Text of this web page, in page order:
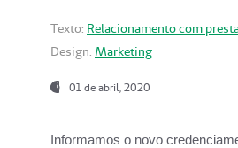
Texto: Relacionamento com
Design: Marketing
01 de abril, 2020
Informamos o novo